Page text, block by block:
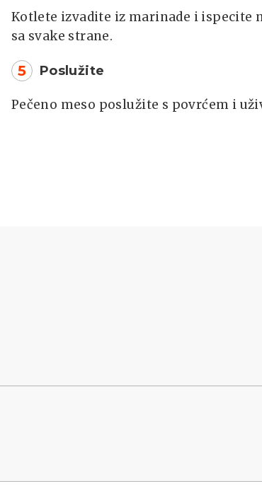
Kotlete izvadite iz marinade i ispecite
sa svake strane.
5 Poslužite
Pečeno meso poslužite s povrćem i